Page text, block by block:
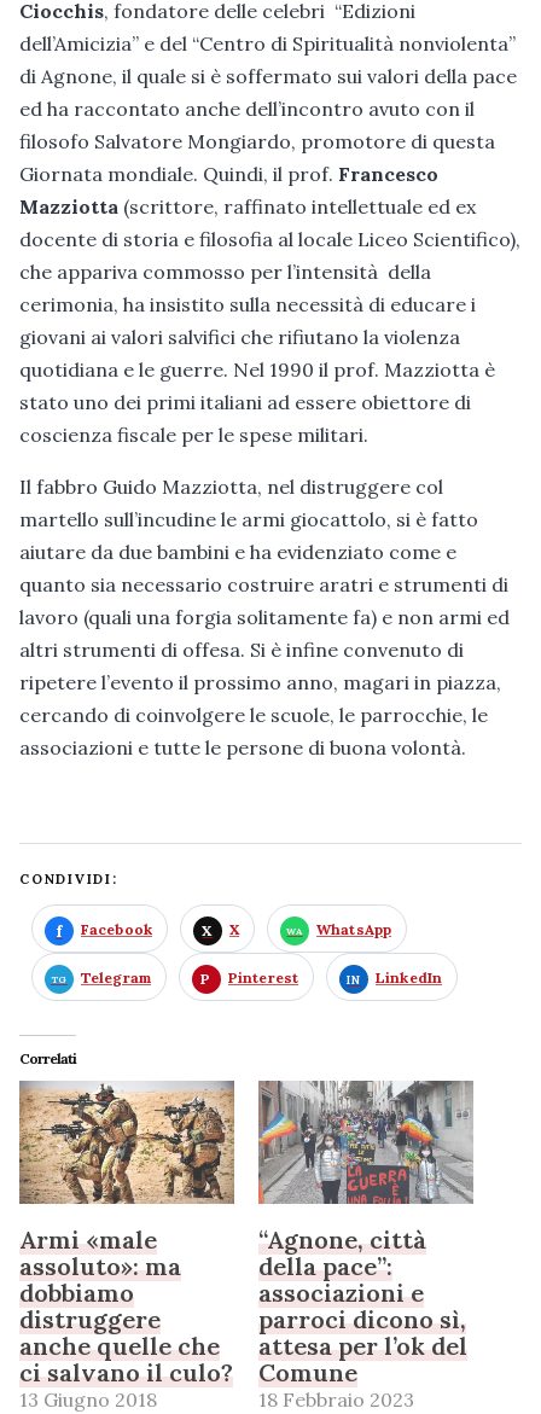
Ciocchis, fondatore delle celebri “Edizioni
dell’Amicizia” e del “Centro di Spiritualità nonviolenta”
di Agnone, il quale si è soffermato sui valori della pace
ed ha raccontato anche dell’incontro avuto con il
filosofo Salvatore Mongiardo, promotore di questa
Giornata mondiale. Quindi, il prof. Francesco
Mazziotta (scrittore, raffinato intellettuale ed ex
docente di storia e filosofia al locale Liceo Scientifico),
che appariva commosso per l’intensità della
cerimonia, ha insistito sulla necessità di educare i
giovani ai valori salvifici che rifiutano la violenza
quotidiana e le guerre. Nel 1990 il prof. Mazziotta è
stato uno dei primi italiani ad essere obiettore di
coscienza fiscale per le spese militari.
Il fabbro Guido Mazziotta, nel distruggere col
martello sull’incudine le armi giocattolo, si è fatto
aiutare da due bambini e ha evidenziato come e
quanto sia necessario costruire aratri e strumenti di
lavoro (quali una forgia solitamente fa) e non armi ed
altri strumenti di offesa. Si è infine convenuto di
ripetere l’evento il prossimo anno, magari in piazza,
cercando di coinvolgere le scuole, le parrocchie, le
associazioni e tutte le persone di buona volontà.
CONDIVIDI:
Facebook X WhatsApp
Telegram Pinterest LinkedIn
Correlati
Armi «male
assoluto»: ma
dobbiamo
distruggere
anche quelle che
ci salvano il culo?
13 Giugno 2018
“Agnone, città
della pace”:
associazioni e
parroci dicono sì,
attesa per l’ok del
Comune
18 Febbraio 2023